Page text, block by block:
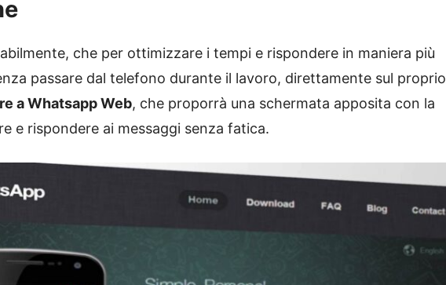
che per ottimizzare i tempi e rispondere in maniera più
passare dal telefono durante il lavoro, direttamente sul proprio
a Whatsapp Web, che proporrà una schermata apposita con la
e rispondere ai messaggi senza fatica.